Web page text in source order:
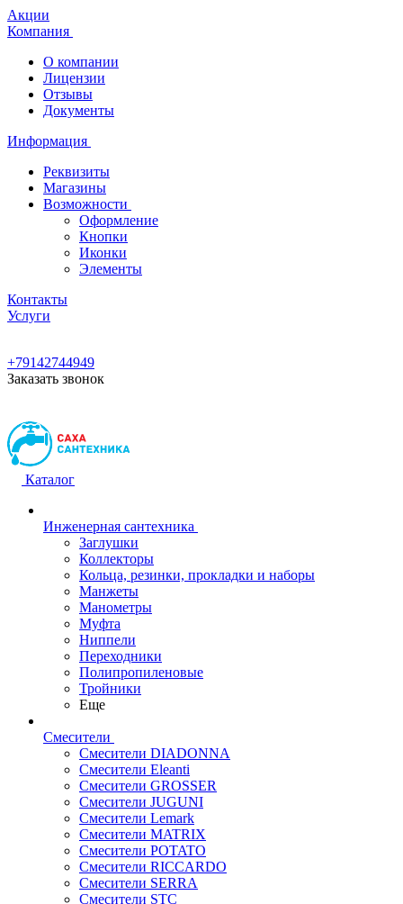
Акции
Компания
О компании
Лицензии
Отзывы
Документы
Информация
Реквизиты
Магазины
Возможности
Оформление
Кнопки
Иконки
Элементы
Контакты
Услуги
+79142744949
Заказать звонок
Каталог
Инженерная сантехника
Заглушки
Коллекторы
Кольца, резинки, прокладки и наборы
Манжеты
Манометры
Муфта
Ниппели
Переходники
Полипропиленовые
Тройники
Еще
Смесители
Смесители DIADONNA
Смесители Eleanti
Смесители GROSSER
Смесители JUGUNI
Смесители Lemark
Смесители MATRIX
Смесители POTATO
Смесители RICCARDO
Смесители SERRA
Смесители STC